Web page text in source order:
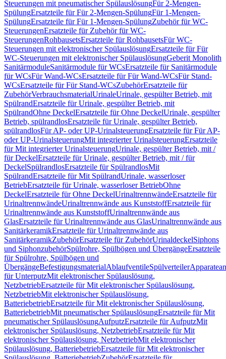
Steuerungen mit pneumatischer SpülauslösungFür 2-Mengen-
SpülungErsatzteile für Für 2-Mengen-SpülungFür 1-Mengen-
SpülungErsatzteile für Für 1-Mengen-SpülungZubehör für WC-
SteuerungenErsatzteile für Zubehör für WC-
SteuerungenRohbausetsErsatzteile für RohbausetsFür WC-
Steuerungen mit elektronischer SpülauslösungErsatzteile für Für
WC-Steuerungen mit elektronischer SpülauslösungGeberit Monolith
SanitärmoduleSanitärmodule für WCsErsatzteile für Sanitärmodule
für WCsFür Wand-WCsErsatzteile für Für Wand-WCsFür Stand-
WCsErsatzteile für Für Stand-WCsZubehörErsatzteile für
ZubehörVerbrauchsmaterialUrinaleUrinale, gespülter Betrieb, mit
SpülrandErsatzteile für Urinale, gespülter Betrieb, mit
SpülrandOhne DeckelErsatzteile für Ohne DeckelUrinale, gespülter
Betrieb, spülrandlosErsatzteile für Urinale, gespülter Betrieb,
spülrandlosFür AP- oder UP-UrinalsteuerungErsatzteile für Für AP-
oder UP-UrinalsteuerungMit integrierter UrinalsteuerungErsatzteile
für Mit integrierter UrinalsteuerungUrinale, gespülter Betrieb, mit /
für DeckelErsatzteile für Urinale, gespülter Betrieb, mit / für
DeckelSpülrandlosErsatzteile für SpülrandlosMit
SpülrandErsatzteile für Mit SpülrandUrinale, wasserloser
BetriebErsatzteile für Urinale, wasserloser BetriebOhne
DeckelErsatzteile für Ohne DeckelUrinaltrennwändeErsatzteile für
UrinaltrennwändeUrinaltrennwände aus KunststoffErsatzteile für
Urinaltrennwände aus KunststoffUrinaltrennwände aus
GlasErsatzteile für Urinaltrennwände aus GlasUrinaltrennwände aus
SanitärkeramikErsatzteile für Urinaltrennwände aus
SanitärkeramikZubehörErsatzteile für ZubehörUrinaldeckelSiphons
und SiphonzubehörSpülrohre, Spülbögen und ÜbergängeErsatzteile
für Spülrohre, Spülbögen und
ÜbergängeBefestigungsmaterialAblaufventileSpülverteiler
für UnterputzMit elektronischer Spülauslösung,
NetzbetriebErsatzteile für Mit elektronischer Spülauslösung,
NetzbetriebMit elektronischer Spülauslösung,
BatteriebetriebErsatzteile für Mit elektronischer Spülauslösung,
BatteriebetriebMit pneumatischer SpülauslösungErsatzteile für Mit
pneumatischer SpülauslösungAufputzErsatzteile für AufputzMit
elektronischer Spülauslösung, NetzbetriebErsatzteile für Mit
elektronischer Spülauslösung, NetzbetriebMit elektronischer
Spülauslösung, BatteriebetriebErsatzteile für Mit elektronischer